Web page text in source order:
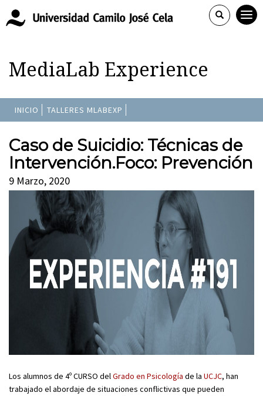
MediaLab Experience
INICIO TALLERES MLABEXP
Caso de Suicidio: Técnicas de
Intervención.Foco: Prevención
9 Marzo, 2020
Los alumnos de 4º CURSO delGrado en Psicología de la UCJC, han
trabajado el abordaje de situaciones conflictivas que pueden